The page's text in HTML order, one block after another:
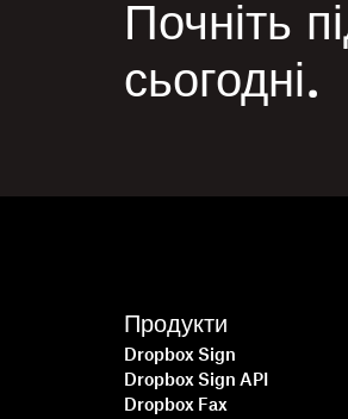
Почніть
сьогодні.
Продукти
Dropbox Sign
Dropbox Sign API
Dropbox Fax